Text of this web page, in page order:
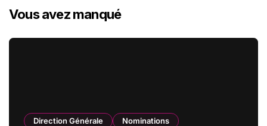
Vous avez manqué
Direction Générale Nominations